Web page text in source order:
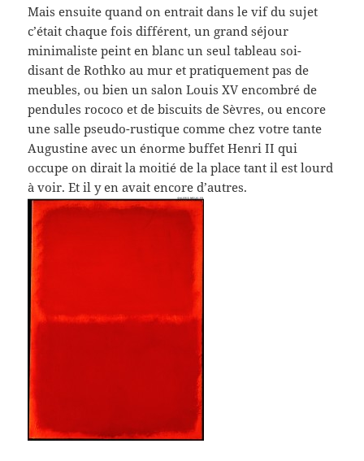
Mais ensuite quand on entrait dans le vif du sujet
c’était chaque fois différent, un grand séjour
minimaliste peint en blanc un seul tableau soi-
disant de Rothko au mur et pratiquement pas de
meubles, ou bien un salon Louis XV encombré de
pendules rococo et de biscuits de Sèvres, ou encore
une salle pseudo-rustique comme chez votre tante
Augustine avec un énorme buffet Henri II qui
occupe on dirait la moitié de la place tant il est lourd
à voir. Et il y en avait encore d’autres.